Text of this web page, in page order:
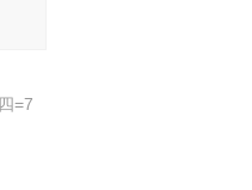
=7